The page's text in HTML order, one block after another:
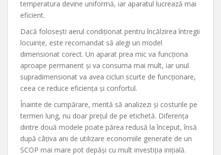
temperatura devine uniformă, iar aparatul lucrează mai
eficient.
Dacă folosești aerul condiționat pentru încălzirea întregii
locuințe, este recomandat să alegi un model
dimensionat corect. Un aparat prea mic va funcționa
aproape permanent și va consuma mai mult, iar unul
supradimensionat va avea cicluri scurte de funcționare,
ceea ce reduce eficiența și confortul.
Înainte de cumpărare, merită să analizezi și costurile pe
termen lung, nu doar prețul de pe etichetă. Diferența
dintre două modele poate părea redusă la început, însă
după câțiva ani de utilizare economiile generate de un
SCOP mai mare pot depăși cu mult investiția inițială.